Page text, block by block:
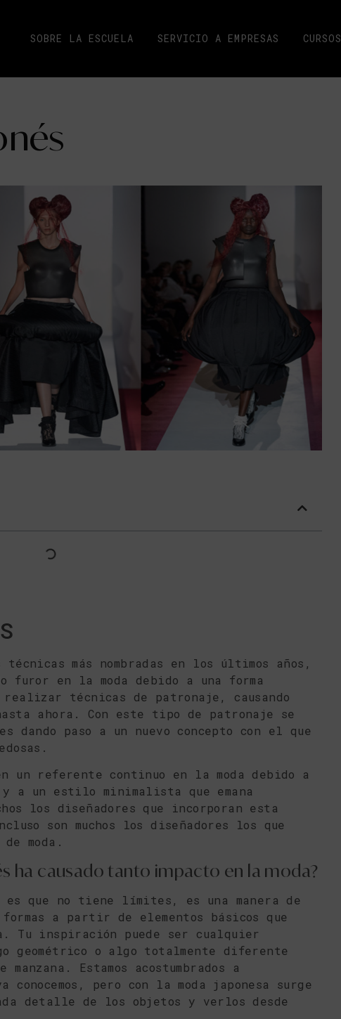
SOBRE LA ESCUELA SERVICIO A EMPRESAS CURSOS
más nombradas en los últimos años,
furor en la moda debido a una forma
técnicas de patronaje, causando
ahora. Con este tipo de patronaje se
dando paso a un nuevo concepto con el que
un referente continuo en la moda debido a
a un estilo minimalista que emana
los diseñadores que incorporan esta
son muchos los diseñadores los que
moda.
ha causado tanto impacto en la moda?
es que no tiene límites, es una manera de
a partir de elementos básicos que
Tu inspiración puede ser cualquier
geométrico o algo totalmente diferente
Estamos acostumbrados a
pero con la moda japonesa surge
detalle de los objetos y verlos desde